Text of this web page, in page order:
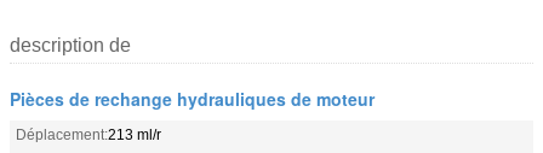
description de
Pièces de rechange hydrauliques de moteur
Déplacement:213 ml/r